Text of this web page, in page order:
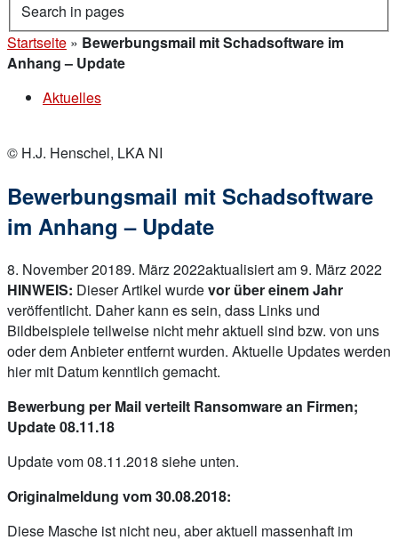
Search in pages
Startseite » Bewerbungsmail mit Schadsoftware im
Anhang – Update
Aktuelles
© H.J. Henschel, LKA NI
Bewerbungsmail mit Schadsoftware
im Anhang – Update
8. November 20189. März 2022aktualisiert am 9. März 2022
HINWEIS: Dieser Artikel wurdevor über einem Jahr
veröffentlicht. Daher kann es sein, dass Links und
Bildbeispiele teilweise nicht mehr aktuell sind bzw. von uns
oder dem Anbieter entfernt wurden. Aktuelle Updates werden
hier mit Datum kenntlich gemacht.
Bewerbung per Mail verteilt Ransomware an Firmen;
Update 08.11.18
Update vom 08.11.2018 siehe unten.
Originalmeldung vom 30.08.2018:
Diese Masche ist nicht neu, aber aktuell massenhaft im